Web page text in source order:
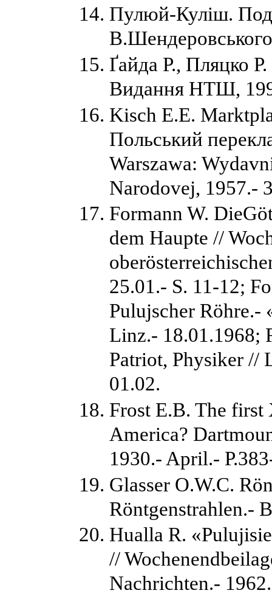
Пулюй-Куліш.
Ґайда Р., Пляцко
Видання НТШ,
Kisch E.E.
Польський
Warszawa:
Narodovej, 1957.-
Formann W.
dem Haupte //
25.01.- S. 11-12;
Pulujscher Röhre.-
Linz.- 18.01.1968;
Patriot, Physiker //
01.02.
Frost E.B. The
America?
1930.- April.-
Glasser O.W.C.
Röntgenstrahlen.-
Hualla R.
//
Nachrichten.-